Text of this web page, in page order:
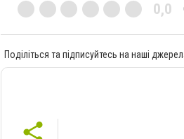
0,0
Поділіться та підписуйтесь на наші